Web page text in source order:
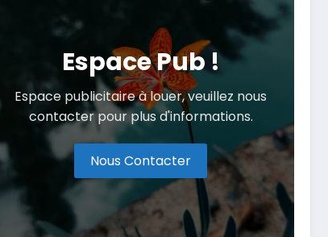
Espace Pub !
Espace publicitaire à louer, veuillez nous
contacter pour plus d'informations.
Nous Contacter